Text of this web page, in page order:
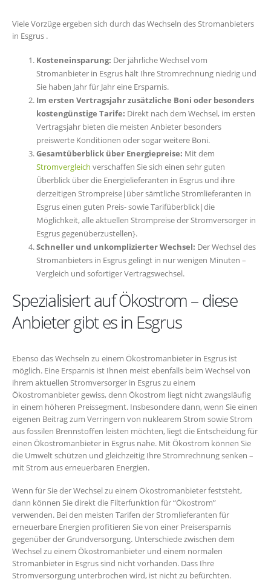
Viele Vorzüge ergeben sich durch das Wechseln des Stromanbieters
in Esgrus .
Kosteneinsparung: Der jährliche Wechsel vom
Stromanbieter in Esgrus hält Ihre Stromrechnung niedrig und
Sie haben Jahr für Jahr eine Ersparnis.
Im ersten Vertragsjahr zusätzliche Boni oder besonders
kostengünstige Tarife: Direkt nach dem Wechsel, im ersten
Vertragsjahr bieten die meisten Anbieter besonders
preiswerte Konditionen oder sogar weitere Boni.
Gesamtüberblick über Energiepreise: Mit dem
Stromvergleich verschaffen Sie sich einen sehr guten
Überblick über die Energielieferanten in Esgrus und ihre
derzeitigen Strompreise|über sämtliche Stromlieferanten in
Esgrus einen guten Preis- sowie Tarifüberblick|die
Möglichkeit, alle aktuellen Strompreise der Stromversorger in
Esgrus gegenüberzustellen}.
Schneller und unkomplizierter Wechsel: Der Wechsel des
Stromanbieters in Esgrus gelingt in nur wenigen Minuten –
Vergleich und sofortiger Vertragswechsel.
Spezialisiert auf Ökostrom – diese
Anbieter gibt es in Esgrus
Ebenso das Wechseln zu einem Ökostromanbieter in Esgrus ist
möglich. Eine Ersparnis ist Ihnen meist ebenfalls beim Wechsel von
ihrem aktuellen Stromversorger in Esgrus zu einem
Ökostromanbieter gewiss, denn Ökostrom liegt nicht zwangsläufig
in einem höheren Preissegment. Insbesondere dann, wenn Sie einen
eigenen Beitrag zum Verringern von nuklearem Strom sowie Strom
aus fossilen Brennstoffen leisten möchten, liegt die Entscheidung für
einen Ökostromanbieter in Esgrus nahe. Mit Ökostrom können Sie
die Umwelt schützen und gleichzeitig Ihre Stromrechnung senken –
mit Strom aus erneuerbaren Energien.
Wenn für Sie der Wechsel zu einem Ökostromanbieter feststeht,
dann können Sie direkt die Filterfunktion für “Ökostrom”
verwenden. Bei den meisten Tarifen der Stromlieferanten für
erneuerbare Energien profitieren Sie von einer Preisersparnis
gegenüber der Grundversorgung. Unterschiede zwischen dem
Wechsel zu einem Ökostromanbieter und einem normalen
Stromanbieter in Esgrus sind nicht vorhanden. Dass Ihre
Stromversorgung unterbrochen wird, ist nicht zu befürchten.